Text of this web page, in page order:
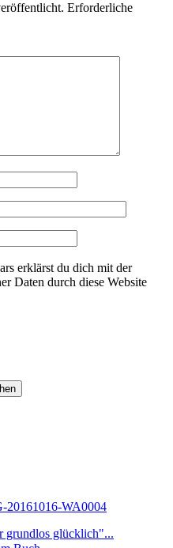
Erforderliche
erklärst du dich mit der
Daten durch diese Website
grundlos glücklich"...